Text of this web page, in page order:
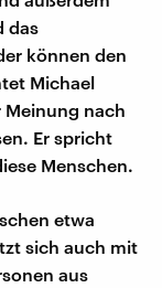
das
können den
Michael
Meinung nach
Er spricht
Menschen.
etwa
sich auch mit
aus